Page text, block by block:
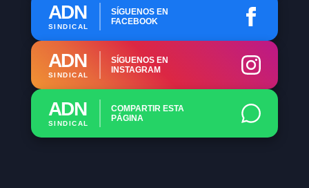
ADN
SINDICAL
SÍGUENOS EN
FACEBOOK
ADN
SINDICAL
SÍGUENOS EN
INSTAGRAM
ADN
SINDICAL
COMPARTIR ESTA
PÁGINA